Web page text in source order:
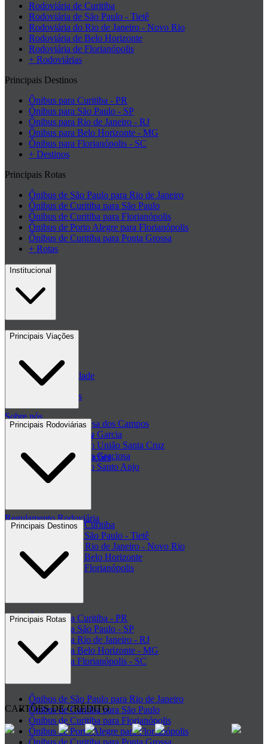
Rodoviária de Curitiba
Rodoviária de São Paulo - Tietê
Rodoviária do Rio de Janeiro - Novo Rio
Rodoviária de Belo Horizonte
Rodoviária de Florianópolis
+ Rodoviárias
Principais Destinos
Ônibus para Curitiba - PR
Ônibus para São Paulo - SP
Ônibus para Rio de Janeiro - RJ
Ônibus para Belo Horizonte - MG
Ônibus para Florianópolis - SC
+ Destinos
Principais Rotas
Ônibus de São Paulo para Rio de Janeiro
Ônibus de Curitiba para São Paulo
Ônibus de Curitiba para Florianópolis
Ônibus de Porto Alegre para Florianópolis
Ônibus de Curitiba para Ponta Grossa
+ Rotas
Institucional
Contato
Políticas de Privacidade
Passagens de ônibus
Sobre nós
Central de ajuda - FAQ
Regulamento de Promoções
Clube de ofertas
Regulamento Rodoviária
Principais Viações
Passagem Princesa dos Campos
Passagem Viação Garcia
Passagem Viação União Santa Cruz
Passagem Viação Graciosa
Passagem Viação Santo Anjo
+ Viações
Principais Rodoviárias
Rodoviária de Curitiba
Rodoviária de São Paulo - Tietê
Rodoviária do Rio de Janeiro - Novo Rio
Rodoviária de Belo Horizonte
Rodoviária de Florianópolis
+ Rodoviárias
Ônibus para Curitiba - PR
Ônibus para São Paulo - SP
Ônibus para Rio de Janeiro - RJ
Ônibus para Belo Horizonte - MG
Ônibus para Florianópolis - SC
Principais Rotas
Ônibus de São Paulo para Rio de Janeiro
Ônibus de Curitiba para São Paulo
Ônibus de Curitiba para Florianópolis
Ônibus de Porto Alegre para Florianópolis
CARTÕES DE CRÉDITO